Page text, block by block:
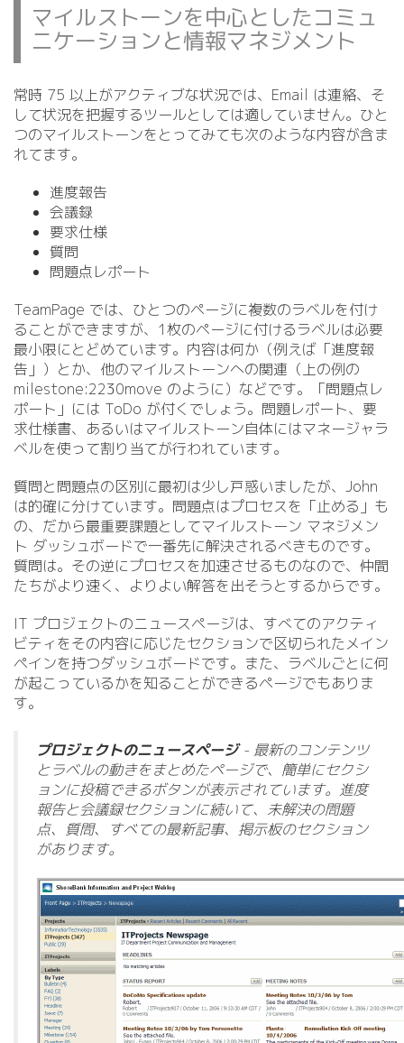
マイルストーンを中心としたコミュ
ニケーションと情報マネジメント
常時 75 以上がアクティブな状況では、Email は連絡、そ
して状況を把握するツールとしては適していません。ひと
つのマイルストーンをとってみても次のような内容が含ま
れてます。
進度報告
会議録
要求仕様
質問
問題点レポート
TeamPage では、ひとつのページに複数のラベルを付け
ることができますが、1枚のページに付けるラベルは必要
最小限にとどめています。内容は何か（例えば「進度報
告」）とか、他のマイルストーンへの関連（上の例の
milestone:2230move のように）などです。「問題点レ
ポート」には ToDo が付くでしょう。問題レポート、要
求仕様書、あるいはマイルストーン自体にはマネージャラ
ベルを使って割り当てが行われています。
質問と問題点の区別に最初は少し戸惑いましたが、John
は的確に分けています。問題点はプロセスを「止める」も
の、だから最重要課題としてマイルストーン マネジメン
ト ダッシュボードで一番先に解決されるべきものです。
質問は。その逆にプロセスを加速させるものなので、仲間
たちがより速く、よりよい解答を出そうとするからです。
IT プロジェクトのニュースページは、すべてのアクティ
ビティをその内容に応じたセクションで区切られたメイン
ペインを持つダッシュボードです。また、ラベルごとに何
が起こっているかを知ることができるページでもありま
す。
プロジェクトのニュースページ- 最新のコンテンツ
とラベルの動きをまとめたページで、簡単にセクシ
ョンに投稿できるボタンが表示されています。進度
報告と会議録セクションに続いて、未解決の問題
点、質問、すべての最新記事、掲示板のセクション
があります。